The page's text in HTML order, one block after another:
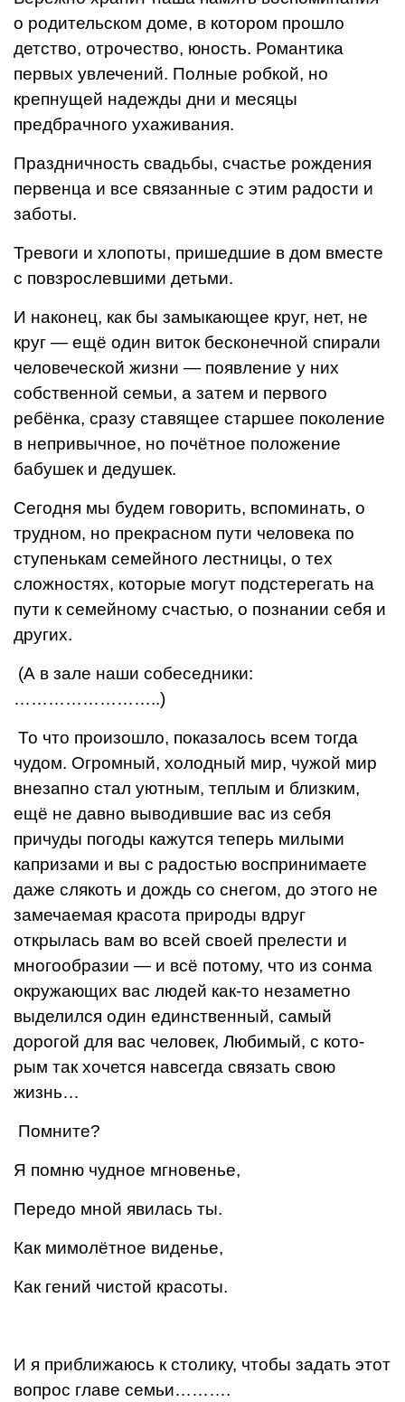
о родительском доме, в котором прошло
детство, отрочество, юность. Роман­тика
первых увлечений. Полные робкой, но
крепнущей надежды дни и месяцы
предбрачного ухаживания.
Праздничность свадьбы, счастье рождения
первенца и все связанные с этим радости и
заботы.
Тревоги и хлопоты, пришедшие в дом вместе
с повзрос­левшими детьми.
И наконец, как бы замыкающее круг, нет, не
круг — ещё один виток бесконечной спирали
человеческой жизни — появле­ние у них
собственной семьи, а затем и первого
ребёнка, сразу ставящее старшее поколение
в непривычное, но почёт­ное положение
бабушек и дедушек.
Сегодня мы будем говорить, вспоминать, о
трудном, но прекрасном пути человека по
ступенькам семейного лестницы, о тех
сложностях, которые могут подстерегать на
пути к семейному счастью, о познании себя и
других.
(А в зале наши собеседники:
……………………..)
То что произошло, показалось всем тогда
чудом. Огром­ный, холодный мир, чужой мир
внезапно стал уютным, теплым и близким,
ещё не давно выводившие вас из себя
причуды погоды кажутся теперь милыми
капризами и вы с радостью воспринимаете
даже слякоть и дождь со снегом, до этого не
замечаемая красота природы вдруг
открылась вам во всей своей прелести и
многообразии — и всё потому, что из сонма
окружающих вас людей как-то незаметно
выделился один единственный, самый
дорогой для вас человек, Любимый, с кото­
рым так хочется навсегда связать свою
жизнь…
Помните?
Я помню чудное мгновенье,
Передо мной явилась ты.
Как мимолётное виденье,
Как гений чистой красоты.
И я приближаюсь к столику, чтобы задать этот
вопрос главе семьи……….